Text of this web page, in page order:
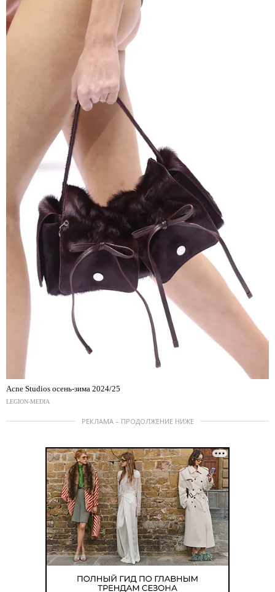
Acne Studios осень-зима 2024/25
LEGION-MEDIA
РЕКЛАМА – ПРОДОЛЖЕНИЕ НИЖЕ